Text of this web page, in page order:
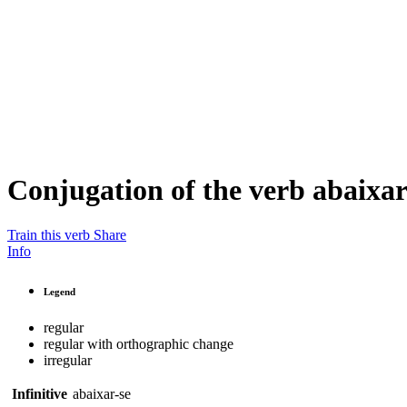
Conjugation of the verb
Train this verb Share
Info
Legend
regular
regular with orthographic change
irregular
Infinitive abaixar-se